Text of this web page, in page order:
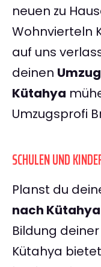
neuen zu
Wohnvierteln
auf uns
deinen
Kütahya
Umzugsprofi
SCHULEN UND
Planst du
nach Kütahya
Bildung
Kütahya